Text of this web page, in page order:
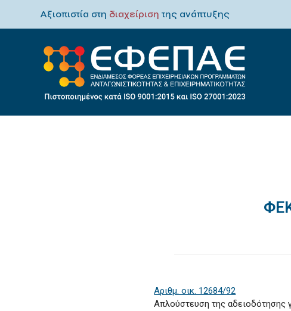
Αξιοπιστία στη διαχείριση της ανάπτυξης
Αριθμ. οικ. 12684/92
Απλούστευση της αδειοδότησης